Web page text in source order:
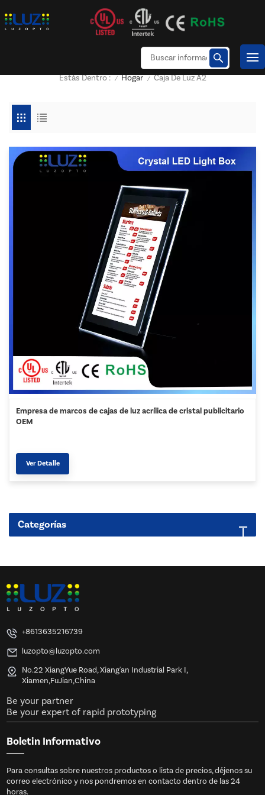
Estás Dentro : / Hogar / Caja De Luz A2
Empresa de marcos de cajas de luz acrílica de cristal publicitario
OEM
Ver Detalle
Categorías
+8613635216739
luzopto@luzopto.com
No.22 XiangYue Road, Xiang'an Industrial Park I,
Xiamen,FuJian,China
Be your partner
Be your expert of rapid prototyping
Boletin Informativo
Para consultas sobre nuestros productos o lista de precios, déjenos su
correo electrónico y nos pondremos en contacto dentro de las 24
horas.